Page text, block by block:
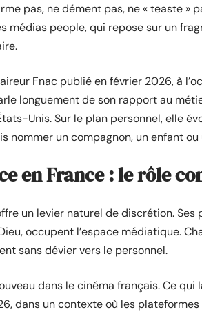
pas, ne dément pas, ne « teaste »
médias people, qui repose sur un
Fnac publié en février 2026, à
longuement de son rapport au
Unis. Sur le plan personnel, elle
nommer un compagnon, un enfant
en France : le rôle
un levier naturel de discrétion. Ses
occupent l’espace médiatique.
sans dévier vers le personnel.
dans le cinéma français. Ce qui
dans un contexte où les